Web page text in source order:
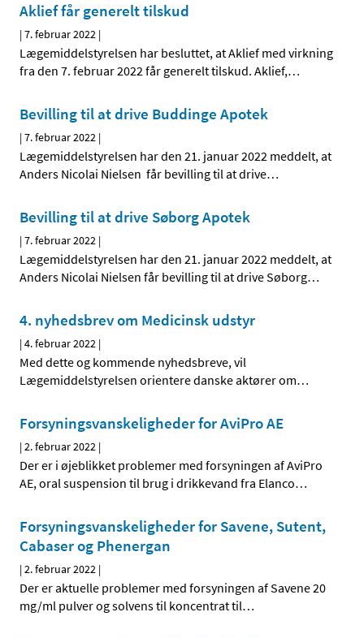
Aklief får generelt tilskud
|7. februar 2022 |
Lægemiddelstyrelsen har besluttet, at Aklief med virkning
fra den 7. februar 2022 får generelt tilskud. Aklief,…
Bevilling til at drive Buddinge Apotek
|7. februar 2022 |
Lægemiddelstyrelsen har den 21. januar 2022 meddelt, at
Anders Nicolai Nielsen får bevilling til at drive…
Bevilling til at drive Søborg Apotek
|7. februar 2022 |
Lægemiddelstyrelsen har den 21. januar 2022 meddelt, at
Anders Nicolai Nielsen får bevilling til at drive Søborg…
4. nyhedsbrev om Medicinsk udstyr
|4. februar 2022 |
Med dette og kommende nyhedsbreve, vil
Lægemiddelstyrelsen orientere danske aktører om…
Forsyningsvanskeligheder for AviPro AE
|2. februar 2022 |
Der er i øjeblikket problemer med forsyningen af AviPro
AE, oral suspension til brug i drikkevand fra Elanco…
Forsyningsvanskeligheder for Savene, Sutent,
Cabaser og Phenergan
|2. februar 2022 |
Der er aktuelle problemer med forsyningen af Savene 20
mg/ml pulver og solvens til koncentrat til…